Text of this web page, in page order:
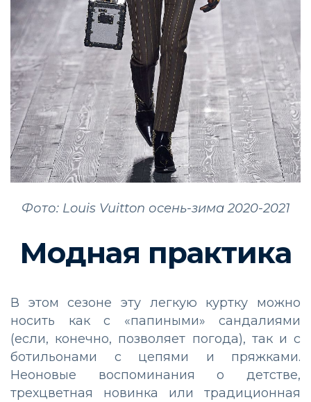
Фото: Louis Vuitton осень-зима 2020-2021
Модная практика
В этом сезоне эту легкую куртку можно
носить как с «папиными» сандалиями
(если, конечно, позволяет погода), так и с
ботильонами с цепями и пряжками.
Неоновые воспоминания о детстве,
трехцветная новинка или традиционная